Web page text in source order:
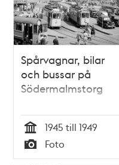
Spårvagnar, bilar
och bussar på
Södermalmstorg
Tid
1945 till 1949
Typ
Foto